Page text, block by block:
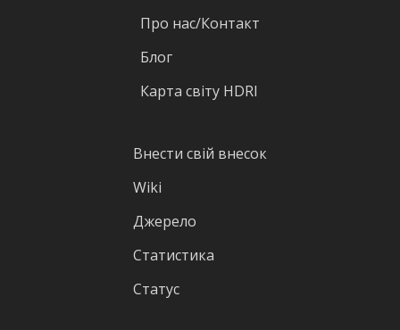
Про нас/Контакт
Блог
Карта світу HDRI
Внести свій внесок
Wiki
Джерело
Статистика
Статус